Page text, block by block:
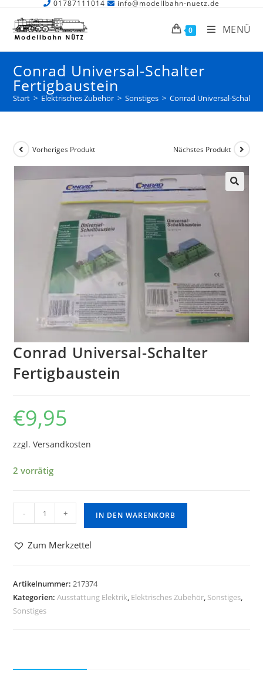
01787111014 info@modellbahn-nuetz.de
0 MENÜ
Conrad Universal-Schalter
Fertigbaustein
Start > Elektrisches Zubehör > Sonstiges > Conrad Universal-
Vorheriges Produkt Nächstes Produkt
Conrad Universal-Schalter
Fertigbaustein
€9,95
zzgl.Versandkosten
2 vorrätig
- + IN DEN WARENKORB
Zum Merkzettel
Artikelnummer:217374
Kategorien:Ausstattung Elektrik, Elektrisches Zubehör, Sonstiges,
Sonstiges